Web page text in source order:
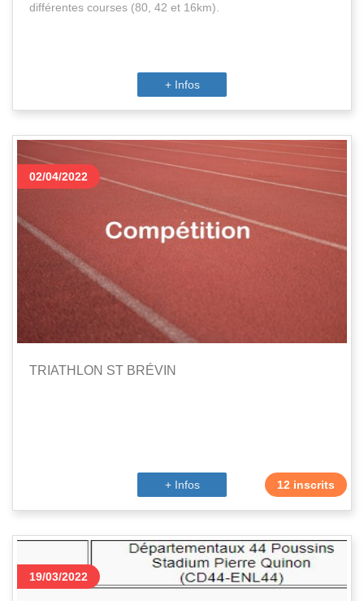
différentes courses (80, 42 et 16km).
+ Infos
TRIATHLON ST BRÉVIN
+ Infos
02/04/2022
12 inscrits
19/03/2022